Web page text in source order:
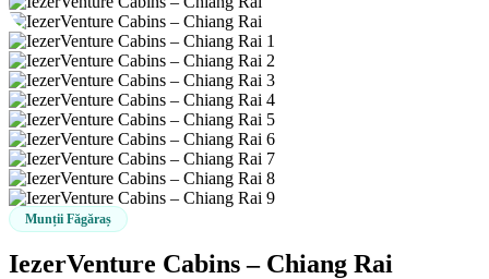
Munții Făgăraș
IezerVenture Cabins – Chiang Rai